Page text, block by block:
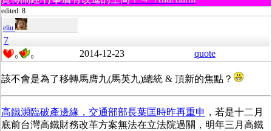
edited: 8
eliu
7
0 0 2014-12-23 quote
該不會是為了移轉馬膺九(馬英九)總統 & 頂新的焦點？
高鐵瀕臨破產邊緣，交通部部長葉匡時昨再重申 ，若是十二月
底前台灣高鐵財務改革方案無法在立法院過關，明年三月高鐵